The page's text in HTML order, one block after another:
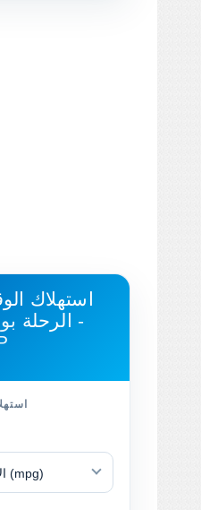
استهلاك
الرحلة
الأميال في الجالون (mpg)